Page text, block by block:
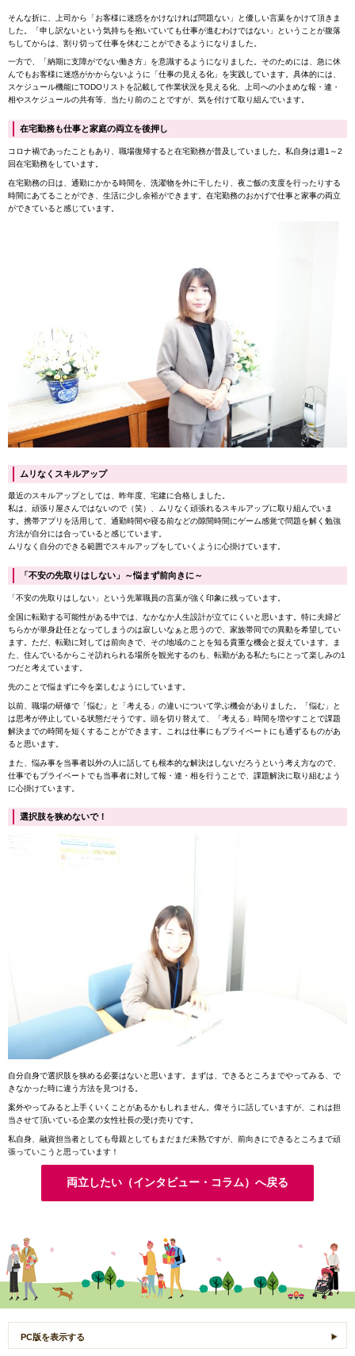
そんな折に、上司から「お客様に迷惑をかけなければ問題ない」と優しい言葉をかけて頂きま
した。「申し訳ないという気持ちを抱いていても仕事が進むわけではない」ということが腹落
ちしてからは、割り切って仕事を休むことができるようになりました。
一方で、「納期に支障がでない働き方」を意識するようになりました。そのためには、急に休
んでもお客様に迷惑がかからないように「仕事の見える化」を実践しています。具体的には、
スケジュール機能にTODOリストを記載して作業状況を見える化、上司への小まめな報・連・
相やスケジュールの共有等、当たり前のことですが、気を付けて取り組んでいます。
在宅勤務も仕事と家庭の両立を後押し
コロナ禍であったこともあり、職場復帰すると在宅勤務が普及していました。私自身は週1～2
回在宅勤務をしています。
在宅勤務の日は、通勤にかかる時間を、洗濯物を外に干したり、夜ご飯の支度を行ったりする
時間にあてることができ、生活に少し余裕ができます。在宅勤務のおかげで仕事と家事の両立
ができていると感じています。
ムリなくスキルアップ
最近のスキルアップとしては、昨年度、宅建に合格しました。
私は、頑張り屋さんではないので（笑）、ムリなく頑張れるスキルアップに取り組んでいま
す。携帯アプリを活用して、通勤時間や寝る前などの隙間時間にゲーム感覚で問題を解く勉強
方法が自分には合っていると感じています。
ムリなく自分のできる範囲でスキルアップをしていくように心掛けています。
「不安の先取りはしない」～悩まず前向きに～
「不安の先取りはしない」という先輩職員の言葉が強く印象に残っています。
全国に転勤する可能性がある中では、なかなか人生設計が立てにくいと思います。特に夫婦ど
ちらかが単身赴任となってしまうのは寂しいなぁと思うので、家族帯同での異動を希望してい
ます。ただ、転勤に対しては前向きで、その地域のことを知る貴重な機会と捉えています。ま
た、住んでいるからこそ訪れられる場所を観光するのも、転勤がある私たちにとって楽しみの1
つだと考えています。
先のことで悩まずに今を楽しむようにしています。
以前、職場の研修で「悩む」と「考える」の違いについて学ぶ機会がありました。「悩む」と
は思考が停止している状態だそうです。頭を切り替えて、「考える」時間を増やすことで課題
解決までの時間を短くすることができます。これは仕事にもプライベートにも通ずるものがあ
ると思います。
また、悩み事を当事者以外の人に話しても根本的な解決はしないだろうという考え方なので、
仕事でもプライベートでも当事者に対して報・連・相を行うことで、課題解決に取り組むよう
に心掛けています。
選択肢を狭めないで！
自分自身で選択肢を狭める必要はないと思います。まずは、できるところまでやってみる、で
きなかった時に違う方法を見つける。
案外やってみると上手くいくことがあるかもしれません。偉そうに話していますが、これは担
当させて頂いている企業の女性社長の受け売りです。
私自身、融資担当者としても母親としてもまだまだ未熟ですが、前向きにできるところまで頑
張っていこうと思っています！
両立したい（インタビュー・コラム）へ戻る
PC版を表示する